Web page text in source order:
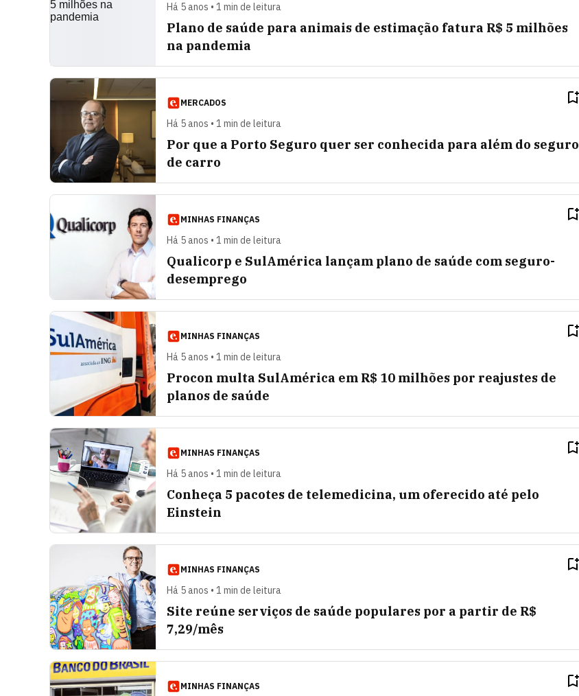
Há 5 anos • 1 min de leitura
Plano de saúde para animais de estimação fatura R$ 5 milhões
na pandemia
MERCADOS
Há 5 anos • 1 min de leitura
Por que a Porto Seguro quer ser conhecida para além do seguro
de carro
MINHAS FINANÇAS
Há 5 anos • 1 min de leitura
Qualicorp e SulAmérica lançam plano de saúde com seguro-
desemprego
MINHAS FINANÇAS
Há 5 anos • 1 min de leitura
Procon multa SulAmérica em R$ 10 milhões por reajustes de
planos de saúde
MINHAS FINANÇAS
Há 5 anos • 1 min de leitura
Conheça 5 pacotes de telemedicina, um oferecido até pelo
Einstein
MINHAS FINANÇAS
Há 5 anos • 1 min de leitura
Site reúne serviços de saúde populares por a partir de R$
7,29/mês
MINHAS FINANÇAS